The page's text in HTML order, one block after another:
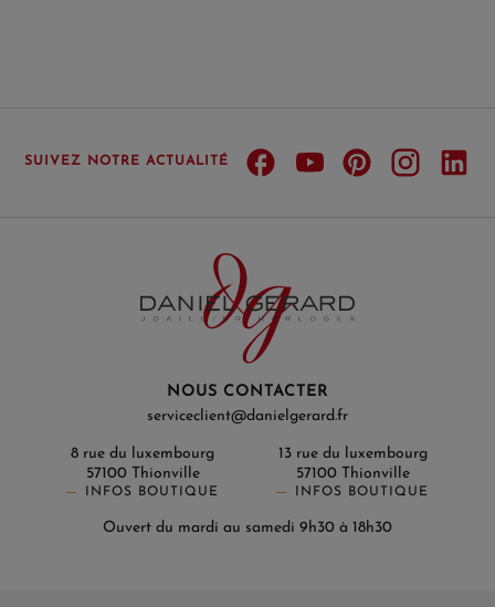
SUIVEZ NOTRE ACTUALITÉ
NOUS CONTACTER
serviceclient@danielgerard.fr
8 rue du luxembourg
57100 Thionville
INFOS BOUTIQUE
13 rue du luxembourg
57100 Thionville
INFOS BOUTIQUE
Ouvert du mardi au samedi 9h30 à 18h30